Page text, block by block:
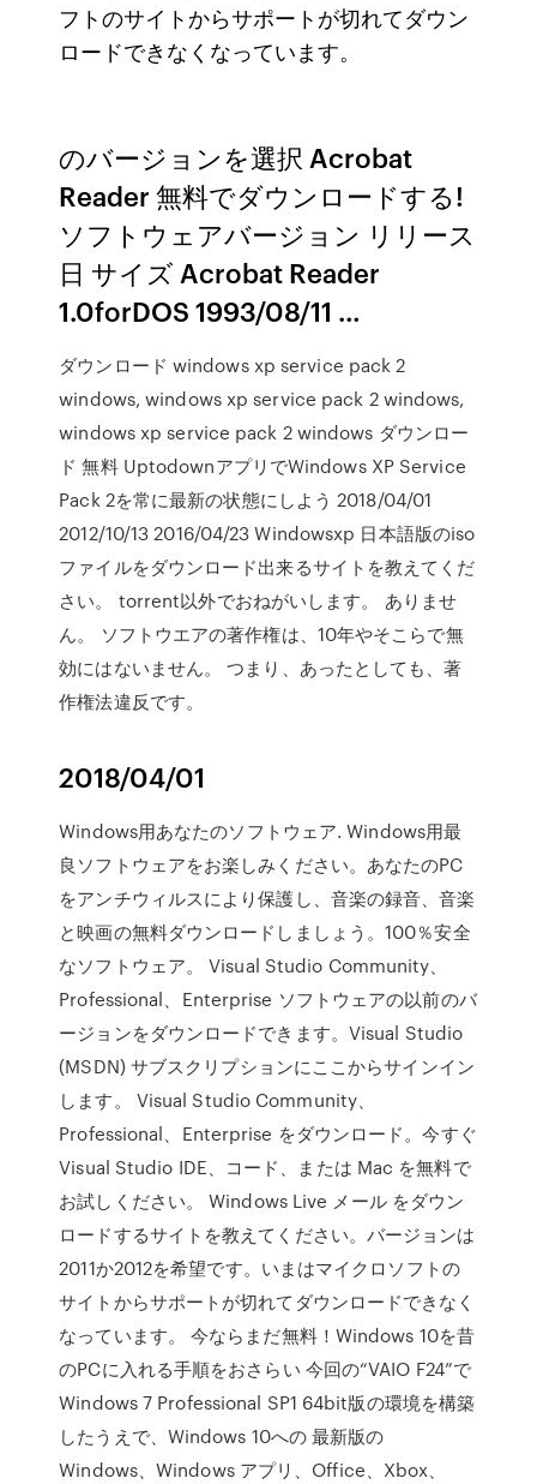
フトのサイトからサポートが切れてダウン
ロードできなくなっています。
のバージョンを選択 Acrobat
Reader 無料でダウンロードする!
ソフトウェアバージョン リリース
日 サイズ Acrobat Reader
1.0forDOS 1993/08/11 …
ダウンロード windows xp service pack 2
windows, windows xp service pack 2 windows,
windows xp service pack 2 windows ダウンロー
ド 無料 UptodownアプリでWindows XP Service
Pack 2を常に最新の状態にしよう 2018/04/01
2012/10/13 2016/04/23 Windowsxp 日本語版のiso
ファイルをダウンロード出来るサイトを教えてくだ
さい。 torrent以外でおねがいします。 ありませ
ん。 ソフトウエアの著作権は、10年やそこらで無
効にはないません。 つまり、あったとしても、著
作権法違反です。
2018/04/01
Windows用あなたのソフトウェア. Windows用最
良ソフトウェアをお楽しみください。あなたのPC
をアンチウィルスにより保護し、音楽の録音、音楽
と映画の無料ダウンロードしましょう。100％安全
なソフトウェア。 Visual Studio Community、
Professional、Enterprise ソフトウェアの以前のバ
ージョンをダウンロードできます。Visual Studio
(MSDN) サブスクリプションにここからサインイン
します。 Visual Studio Community、
Professional、Enterprise をダウンロード。今すぐ
Visual Studio IDE、コード、または Mac を無料で
お試しください。 Windows Live メール をダウン
ロードするサイトを教えてください。バージョンは
2011か2012を希望です。いまはマイクロソフトの
サイトからサポートが切れてダウンロードできなく
なっています。 今ならまだ無料！Windows 10を昔
のPCに入れる手順をおさらい 今回の“VAIO F24”で
Windows 7 Professional SP1 64bit版の環境を構築
したうえで、Windows 10への 最新版の
Windows、Windows アプリ、Office、Xbox、